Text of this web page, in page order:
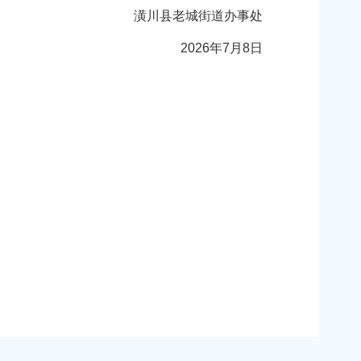
潢川县老城街道办事处
2026年7月8日